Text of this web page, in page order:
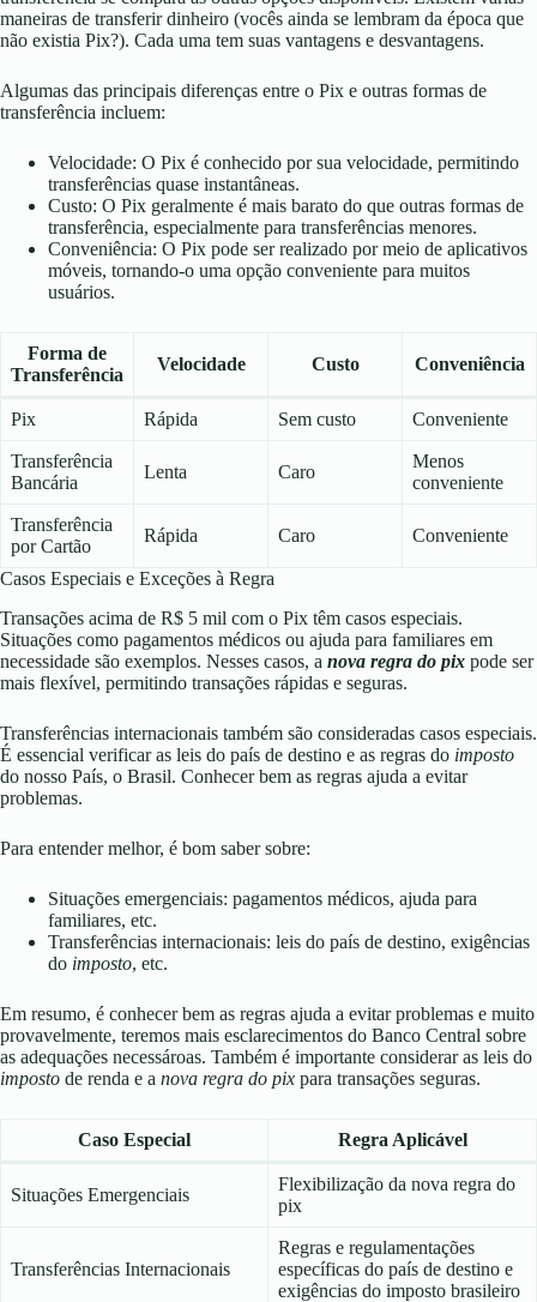
maneiras de transferir dinheiro (vocês ainda se lembram da época que
não existia Pix?). Cada uma tem suas vantagens e desvantagens.
Algumas das principais diferenças entre o Pix e outras formas de
transferência incluem:
Velocidade: O Pix é conhecido por sua velocidade, permitindo
transferências quase instantâneas.
Custo: O Pix geralmente é mais barato do que outras formas de
transferência, especialmente para transferências menores.
Conveniência: O Pix pode ser realizado por meio de aplicativos
móveis, tornando-o uma opção conveniente para muitos
usuários.
Forma de
Transferência
Velocidade Custo Conveniência
Pix Rápida Sem custo Conveniente
Transferência
Bancária
Lenta Caro
Menos
conveniente
Transferência
por Cartão
Rápida Caro Conveniente
Casos Especiais e Exceções à Regra
Transações acima de R$ 5 mil com o Pix têm casos especiais.
Situações como pagamentos médicos ou ajuda para familiares em
necessidade são exemplos. Nesses casos, a nova regra do pix pode ser
mais flexível, permitindo transações rápidas e seguras.
Transferências internacionais também são consideradas casos especiais.
É essencial verificar as leis do país de destino e as regras do imposto
do nosso País, o Brasil. Conhecer bem as regras ajuda a evitar
problemas.
Para entender melhor, é bom saber sobre:
Situações emergenciais: pagamentos médicos, ajuda para
familiares, etc.
Transferências internacionais: leis do país de destino, exigências
do imposto, etc.
Em resumo, é conhecer bem as regras ajuda a evitar problemas e muito
provavelmente, teremos mais esclarecimentos do Banco Central sobre
as adequações necessároas. Também é importante considerar as leis do
imposto de renda e a nova regra do pix para transações seguras.
Caso Especial Regra Aplicável
Situações Emergenciais
Flexibilização da nova regra do
pix
Transferências Internacionais
Regras e regulamentações
específicas do país de destino e
exigências do imposto brasileiro